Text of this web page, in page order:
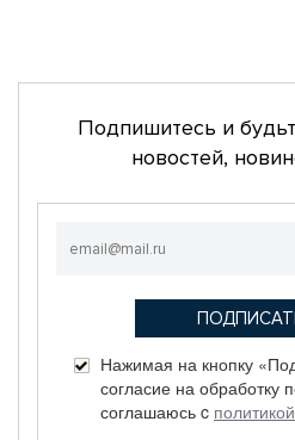
Подпишитесь и
новостей,
Нажимая на кнопку
согласие на обработку
соглашаюсь c